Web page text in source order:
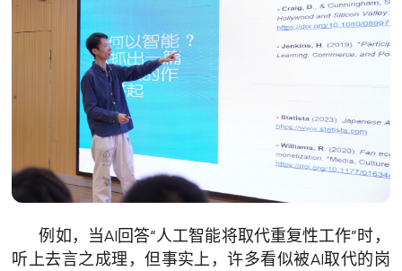
例如，当AI回答“人工智能将取代重复性工作”时，
听上去言之成理，但事实上，许多看似被AI取代的岗